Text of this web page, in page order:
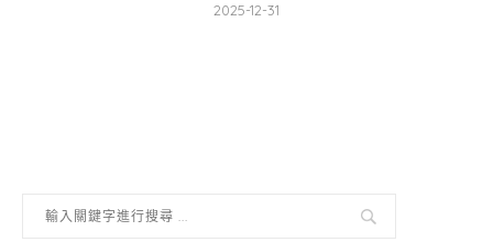
2025-12-31